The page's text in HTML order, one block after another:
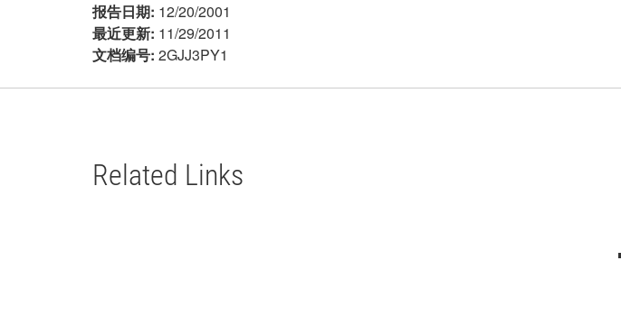
报告日期: 12/20/2001
最近更新: 11/29/2011
文档编号: 2GJJ3PY1
Related Links